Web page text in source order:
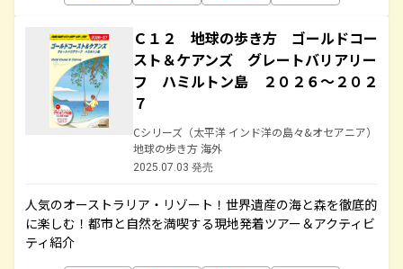
Ｃ１２ 地球の歩き方 ゴールドコー
スト＆ケアンズ グレートバリアリー
フ ハミルトン島 ２０２６～２０２
７
Cシリーズ（太平洋 インド洋の島々&オセアニア）
地球の歩き方 海外
2025.07.03 発売
人気のオーストラリア・リゾート！世界遺産の海と森を徹底的
に楽しむ！都市と自然を満喫する現地発着ツアー＆アクティビ
ティ紹介